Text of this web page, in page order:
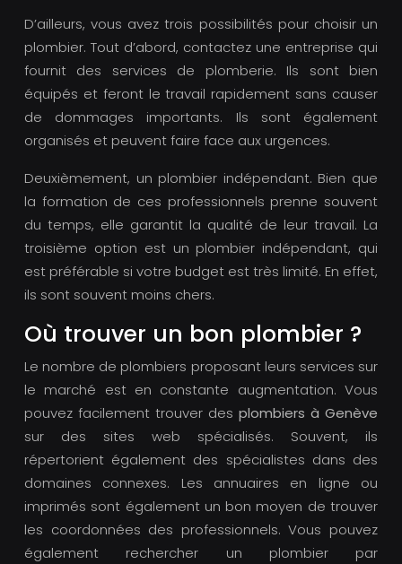
D’ailleurs, vous avez trois possibilités pour choisir un
plombier. Tout d’abord, contactez une entreprise qui
fournit des services de plomberie. Ils sont bien
équipés et feront le travail rapidement sans causer
de dommages importants. Ils sont également
organisés et peuvent faire face aux urgences.
Deuxièmement, un plombier indépendant. Bien que
la formation de ces professionnels prenne souvent
du temps, elle garantit la qualité de leur travail. La
troisième option est un plombier indépendant, qui
est préférable si votre budget est très limité. En effet,
ils sont souvent moins chers.
Où trouver un bon plombier ?
Le nombre de plombiers proposant leurs services sur
le marché est en constante augmentation. Vous
pouvez facilement trouver des plombiers à Genève
sur des sites web spécialisés. Souvent, ils
répertorient également des spécialistes dans des
domaines connexes. Les annuaires en ligne ou
imprimés sont également un bon moyen de trouver
les coordonnées des professionnels. Vous pouvez
également rechercher un plombier par